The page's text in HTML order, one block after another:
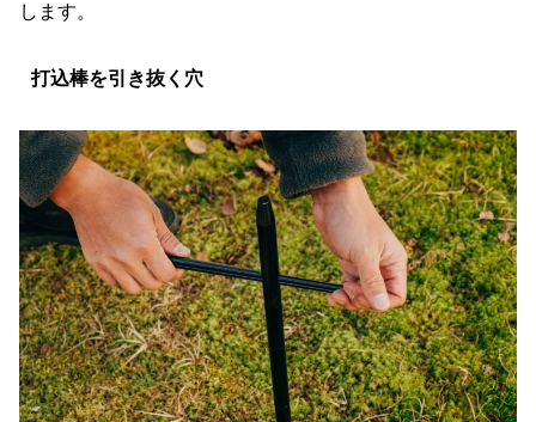
します。
打込棒を引き抜く穴